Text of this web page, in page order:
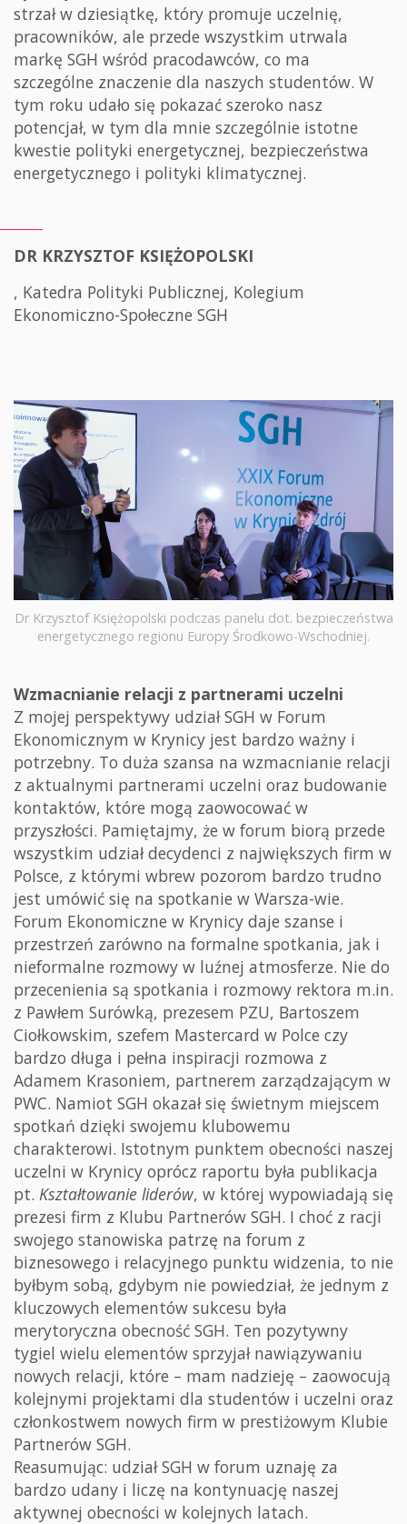
strzał w dziesiątkę, który promuje uczelnię,
pracowników, ale przede wszystkim utrwala
markę SGH wśród pracodawców, co ma
szczególne znaczenie dla naszych studentów. W
tym roku udało się pokazać szeroko nasz
potencjał, w tym dla mnie szczególnie istotne
kwestie polityki energetycznej, bezpieczeństwa
energetycznego i polityki klimatycznej.
DR KRZYSZTOF KSIĘŻOPOLSKI
, Katedra Polityki Publicznej, Kolegium
Ekonomiczno-Społeczne SGH
Dr Krzysztof Księżopolski podczas panelu dot. bezpieczeństwa
energetycznego regionu Europy Środkowo-Wschodniej.
Wzmacnianie relacji z partnerami uczelni
Z mojej perspektywy udział SGH w Forum
Ekonomicznym w Krynicy jest bardzo ważny i
potrzebny. To duża szansa na wzmacnianie relacji
z aktualnymi partnerami uczelni oraz budowanie
kontaktów, które mogą zaowocować w
przyszłości. Pamiętajmy, że w forum biorą przede
wszystkim udział decydenci z największych firm w
Polsce, z którymi wbrew pozorom bardzo trudno
jest umówić się na spotkanie w Warsza-wie.
Forum Ekonomiczne w Krynicy daje szanse i
przestrzeń zarówno na formalne spotkania, jak i
nieformalne rozmowy w luźnej atmosferze. Nie do
przecenienia są spotkania i rozmowy rektora m.in.
z Pawłem Surówką, prezesem PZU, Bartoszem
Ciołkowskim, szefem Mastercard w Polce czy
bardzo długa i pełna inspiracji rozmowa z
Adamem Krasoniem, partnerem zarządzającym w
PWC. Namiot SGH okazał się świetnym miejscem
spotkań dzięki swojemu klubowemu
charakterowi. Istotnym punktem obecności naszej
uczelni w Krynicy oprócz raportu była publikacja
pt. Kształtowanie liderów, w której wypowiadają się
prezesi firm z Klubu Partnerów SGH. I choć z racji
swojego stanowiska patrzę na forum z
biznesowego i relacyjnego punktu widzenia, to nie
byłbym sobą, gdybym nie powiedział, że jednym z
kluczowych elementów sukcesu była
merytoryczna obecność SGH. Ten pozytywny
tygiel wielu elementów sprzyjał nawiązywaniu
nowych relacji, które – mam nadzieję – zaowocują
kolejnymi projektami dla studentów i uczelni oraz
członkostwem nowych firm w prestiżowym Klubie
Partnerów SGH.
Reasumując: udział SGH w forum uznaję za
bardzo udany i liczę na kontynuację naszej
aktywnej obecności w kolejnych latach.